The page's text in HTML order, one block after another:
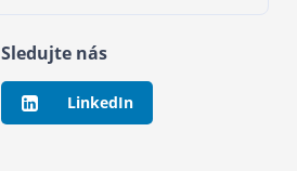
Sledujte nás
LinkedIn